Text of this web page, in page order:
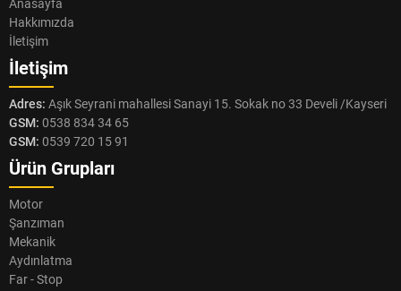
Anasayfa
Hakkımızda
İletişim
İletişim
Adres: Aşık Seyrani mahallesi Sanayi 15. Sokak no 33 Develi /Kayseri
GSM: 0538 834 34 65
GSM: 0539 720 15 91
Ürün Grupları
Motor
Şanzıman
Mekanik
Aydınlatma
Far - Stop